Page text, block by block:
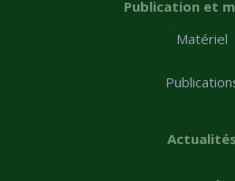
Publication et
Matériel
Actualités